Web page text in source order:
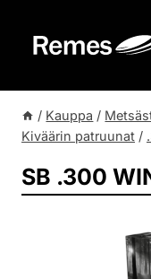
sisältöön
/ Kauppa /
Kiväärin patruunat /
SB .300